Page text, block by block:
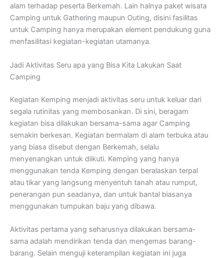
alam terhadap peserta Berkemah. Lain halnya paket wisata
Camping untuk Gathering maupun Outing, disini fasilitas
untuk Camping hanya merupakan element pendukung guna
menfasilitasi kegiatan-kegiatan utamanya.
Jadi Aktivitas Seru apa yang Bisa Kita Lakukan Saat
Camping
Kegiatan Kemping menjadi aktivitas seru untuk keluar dari
segala rutinitas yang membosankan. Di sini, beragam
kegiatan bisa dilakukan bersama-sama agar Camping
semakin berkesan. Kegiatan bermalam di alam terbuka atau
yang biasa disebut dengan Berkemah, selalu
menyenangkan untuk diikuti. Kemping yang hanya
menggunakan tenda Kemping dengan beralaskan terpal
atau tikar yang langsung menyentuh tanah atau rumput,
penerangan pun seadanya, dan untuk bantal biasanya
menggunakan tumpukan baju yang dibawa.
Aktivitas pertama yang seharusnya dilakukan bersama-
sama adalah mendirikan tenda dan mengemas barang-
barang. Selain menguji keterampilan kegiatan ini juga